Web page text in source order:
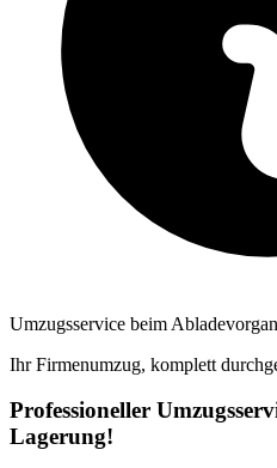
Umzugsservice beim
Ihr Firmenumzug, komplett
Professioneller
Lagerung!